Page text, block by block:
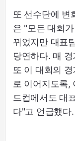
또 선수단에 변
은 "모든 대회
뀌었지만 대표
당연하다. 매
또 이 대회의
로 이어지도록,
드컵에서도 대
다"고 언급했다.